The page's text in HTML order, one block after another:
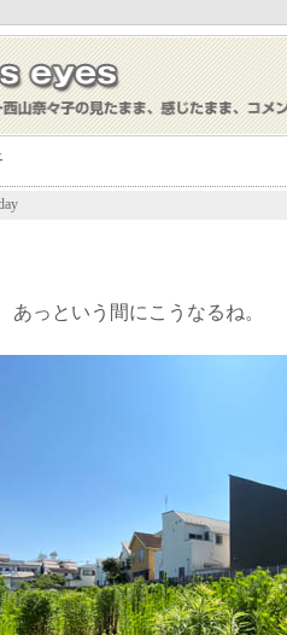
あっという間にこうなるね。